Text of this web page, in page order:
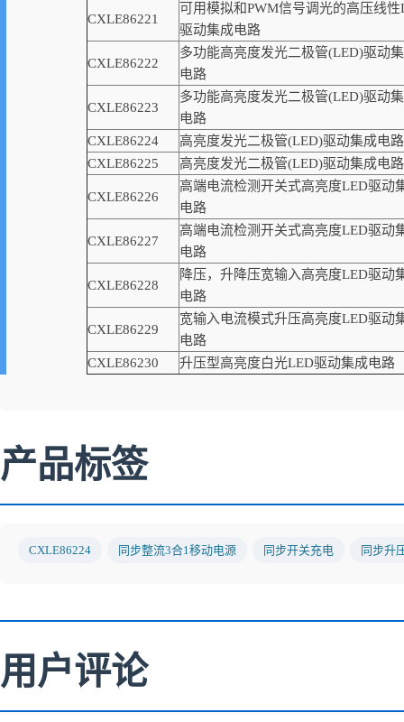
CXLE86221
可用模拟和PWM信号调光的高压线性
驱动集成电路
CXLE86222
多功能高亮度发光二极管(LED)驱动
电路
CXLE86223
多功能高亮度发光二极管(LED)驱动
电路
CXLE86224
高亮度发光二极管(LED)驱动集成电路
CXLE86225
高亮度发光二极管(LED)驱动集成电路
CXLE86226
高端电流检测开关式高亮度LED驱动
电路
CXLE86227
高端电流检测开关式高亮度LED驱动
电路
CXLE86228
降压，升降压宽输入高亮度LED驱动
电路
CXLE86229
宽输入电流模式升压高亮度LED驱动
电路
CXLE86230
升压型高亮度白光LED驱动集成电路
产品标签
CXLE86224 同步整流3合1移动电源 同步开关充电 同步升
用户评论